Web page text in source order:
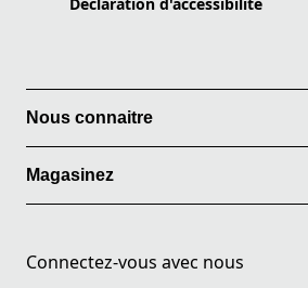
Nous connaitre
Magasinez
Connectez-vous avec nous